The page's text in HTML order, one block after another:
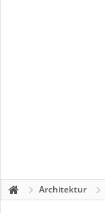
Architektur